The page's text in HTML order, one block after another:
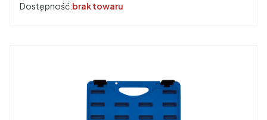
Dostępność:brak towaru